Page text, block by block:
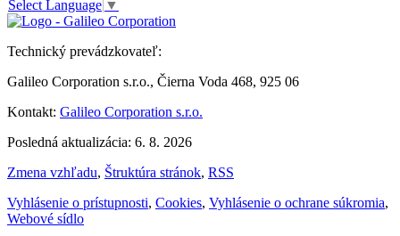
Select Language ▼
Technický prevádzkovateľ:
Galileo Corporation s.r.o., Čierna Voda 468, 925 06
Kontakt: Galileo Corporation s.r.o.
Posledná aktualizácia: 6. 8. 2026
Zmena vzhľadu, Štruktúra stránok, RSS
Vyhlásenie o prístupnosti, Cookies, Vyhlásenie o ochrane súkromia,
Webové sídlo